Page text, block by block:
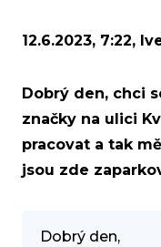
12.6.2023, 7:22,
Dobrý den, chci
značky na ulici
pracovat a tak
jsou zde
Dobrý den,